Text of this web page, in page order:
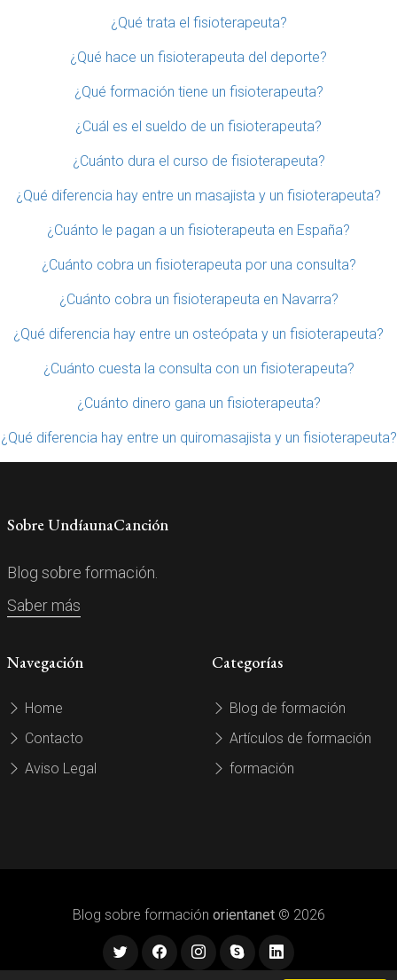
¿Qué trata el fisioterapeuta?
¿Qué hace un fisioterapeuta del deporte?
¿Qué formación tiene un fisioterapeuta?
¿Cuál es el sueldo de un fisioterapeuta?
¿Cuánto dura el curso de fisioterapeuta?
¿Qué diferencia hay entre un masajista y un fisioterapeuta?
¿Cuánto le pagan a un fisioterapeuta en España?
¿Cuánto cobra un fisioterapeuta por una consulta?
¿Cuánto cobra un fisioterapeuta en Navarra?
¿Qué diferencia hay entre un osteópata y un fisioterapeuta?
¿Cuánto cuesta la consulta con un fisioterapeuta?
¿Cuánto dinero gana un fisioterapeuta?
¿Qué diferencia hay entre un quiromasajista y un fisioterapeuta?
Sobre UndíaunaCanción
Blog sobre formación.
Saber más
Navegación
Home
Contacto
Aviso Legal
Categorías
Blog de formación
Artículos de formación
formación
Blog sobre formación orientanet© 2026